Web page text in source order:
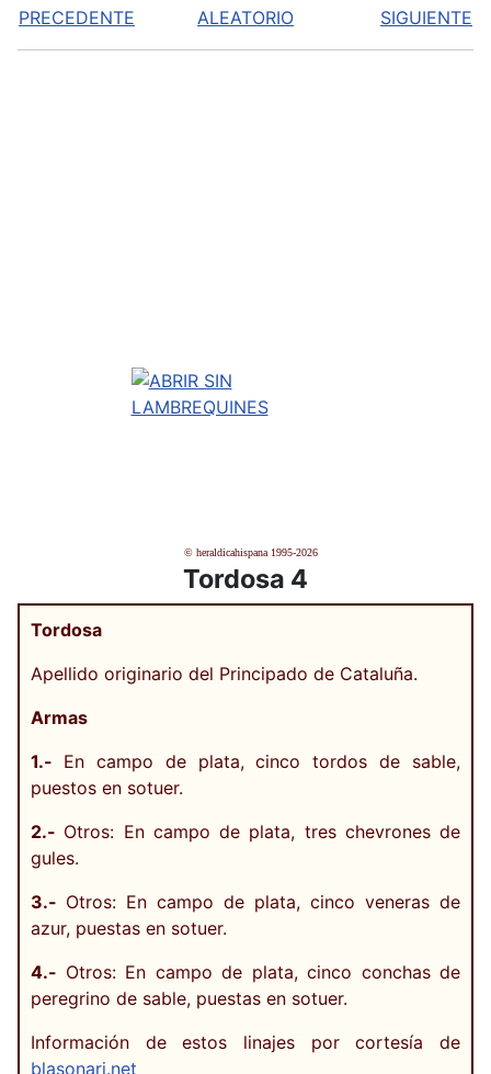
© heraldicahispana 1995-2026
Tordosa 4
Tordosa
Apellido originario del Principado de Cataluña.
Armas
1.- En campo de plata, cinco tordos de sable,
puestos en sotuer.
2.- Otros: En campo de plata, tres chevrones de
gules.
3.- Otros: En campo de plata, cinco veneras de
azur, puestas en sotuer.
4.- Otros: En campo de plata, cinco conchas de
peregrino de sable, puestas en sotuer.
Información de estos linajes por cortesía de
blasonari.net